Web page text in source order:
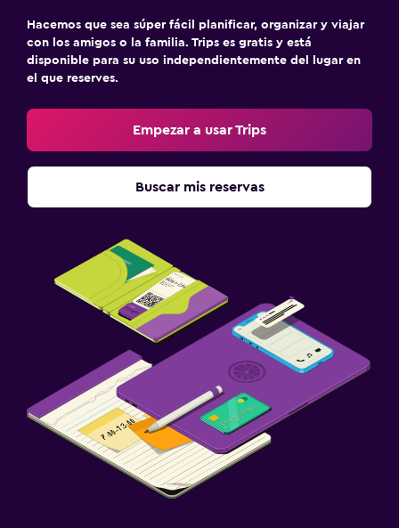
Hacemos que sea súper fácil planificar, organizar y viajar
con los amigos o la familia. Trips es gratis y está
disponible para su uso independientemente del lugar en
el que reserves.
Empezar a usar Trips
Buscar mis reservas